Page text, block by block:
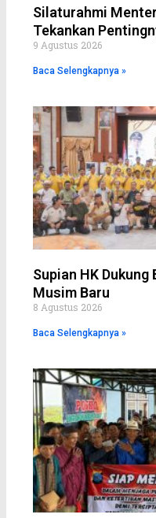
Silaturahmi
Tekankan
9 Agustus 2026
Baca Selengkapnya »
Supian HK
Musim Baru
8 Agustus 2026
Baca Selengkapnya »